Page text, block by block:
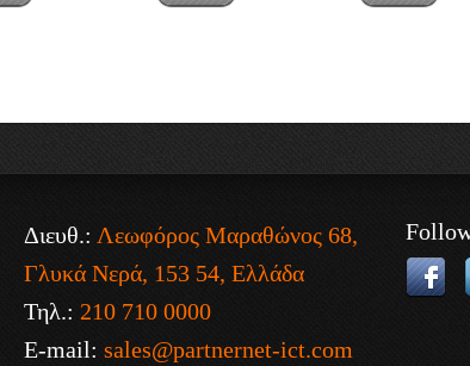
Διευθ.: Λεωφόρος Μαραθώνος 68,
Γλυκά Νερά, 153 54, Ελλάδα
Τηλ.: 210 710 0000
E-mail: sales@partnernet-ict.com